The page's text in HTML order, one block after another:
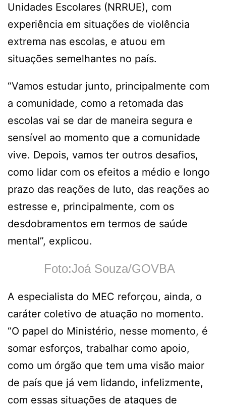
Unidades Escolares (NRRUE), com
experiência em situações de violência
extrema nas escolas, e atuou em
situações semelhantes no país.
“Vamos estudar junto, principalmente com
a comunidade, como a retomada das
escolas vai se dar de maneira segura e
sensível ao momento que a comunidade
vive. Depois, vamos ter outros desafios,
como lidar com os efeitos a médio e longo
prazo das reações de luto, das reações ao
estresse e, principalmente, com os
desdobramentos em termos de saúde
mental”, explicou.
Foto:Joá Souza/GOVBA
A especialista do MEC reforçou, ainda, o
caráter coletivo de atuação no momento.
“O papel do Ministério, nesse momento, é
somar esforços, trabalhar como apoio,
como um órgão que tem uma visão maior
de país que já vem lidando, infelizmente,
com essas situações de ataques de